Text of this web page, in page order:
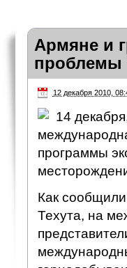
Армяне и
проблемы
12 декабря 2010,
14
программы
Как
Техута, на